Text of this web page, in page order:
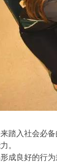
踏入社会必
。
成良好的行